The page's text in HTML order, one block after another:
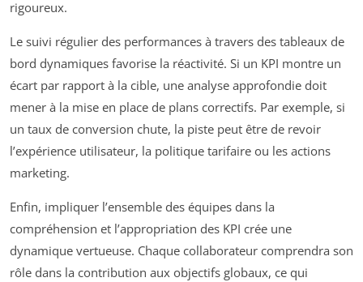
rigoureux.
Le suivi régulier des performances à travers des tableaux de
bord dynamiques favorise la réactivité. Si un KPI montre un
écart par rapport à la cible, une analyse approfondie doit
mener à la mise en place de plans correctifs. Par exemple, si
un taux de conversion chute, la piste peut être de revoir
l’expérience utilisateur, la politique tarifaire ou les actions
marketing.
Enfin, impliquer l’ensemble des équipes dans la
compréhension et l’appropriation des KPI crée une
dynamique vertueuse. Chaque collaborateur comprendra son
rôle dans la contribution aux objectifs globaux, ce qui